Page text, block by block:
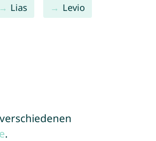
Lias Levio
.